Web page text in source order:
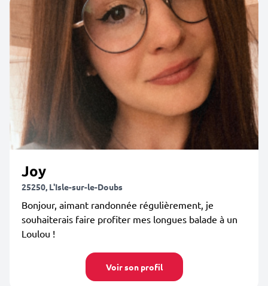
Joy
25250, L'Isle-sur-le-Doubs
Bonjour, aimant randonnée régulièrement, je
souhaiterais faire profiter mes longues balade à un
Loulou !
Voir son profil